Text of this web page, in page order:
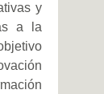
y
a la